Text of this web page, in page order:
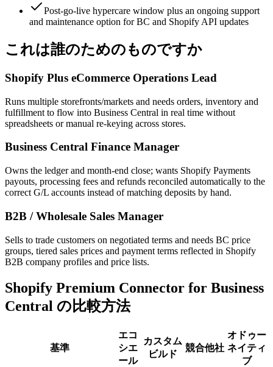
Post-go-live hypercare window plus an ongoing support
and maintenance option for BC and Shopify API updates
これは誰のためのものですか
Shopify Plus eCommerce Operations Lead
Runs multiple storefronts/markets and needs orders, inventory and
fulfillment to flow into Business Central in real time without
spreadsheets or manual re-keying across stores.
Business Central Finance Manager
Owns the ledger and month-end close; wants Shopify Payments
payouts, processing fees and refunds reconciled automatically to the
correct G/L accounts instead of matching deposits by hand.
B2B / Wholesale Sales Manager
Sells to trade customers on negotiated terms and needs BC price
groups, tiered sales prices and payment terms reflected in Shopify
B2B company profiles and price lists.
Shopify Premium Connector for Business
Central の比較方法
基準
エコ
シエ
ール
カスタム
ビルド
競合他社
オドゥー
ネイティ
ブ